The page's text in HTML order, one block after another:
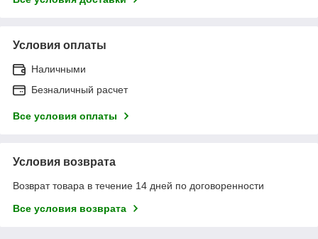
Условия оплаты
Наличными
Безналичный расчет
Все условия оплаты
Условия возврата
Возврат товара в течение 14 дней по договоренности
Все условия возврата